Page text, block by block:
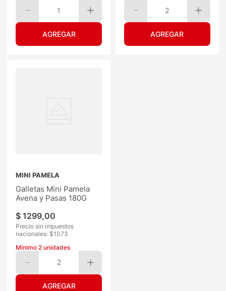
1 2
MINI PAMELA
Galletas Mini Pamela
Avena y Pasas 180G
$ 1299,00
Precio sin impuestos
nacionales: $1073
Mínimo2 unidades
2